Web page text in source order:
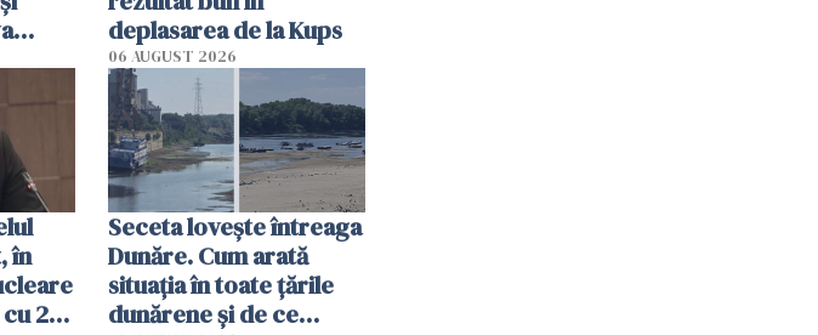
deplasarea de la Kups
06 AUGUST 2026
în
2
Seceta lovește întreaga
Dunăre. Cum arată
situația în toate țările
dunărene și de ce